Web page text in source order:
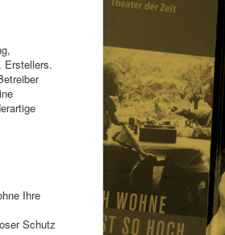
Erstellers.
Ihre
Schutz